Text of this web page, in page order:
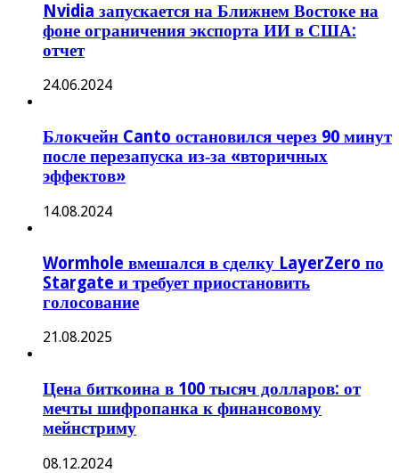
Nvidia запускается на Ближнем Востоке на
фоне ограничения экспорта ИИ в США:
отчет
24.06.2024
Блокчейн Canto остановился через 90 минут
после перезапуска из‑за «вторичных
эффектов»
14.08.2024
Wormhole вмешался в сделку LayerZero по
Stargate и требует приостановить
голосование
21.08.2025
Цена биткоина в 100 тысяч долларов: от
мечты шифропанка к финансовому
мейнстриму
08.12.2024